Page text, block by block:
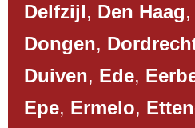
Delfzijl, Den Haag,
Dongen,
Duiven, Ede,
Epe, Ermelo,